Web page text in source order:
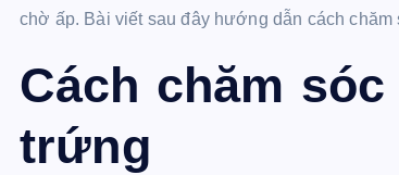
chờ ấp. Bài viết sau đây hướng dẫn cách
Cách chăm
trứng